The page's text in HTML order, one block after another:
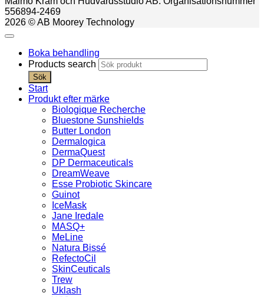
556894-2469
2026 © AB Moorey Technology
Boka behandling
Products search
Sök
Start
Produkt efter märke
Biologique Recherche
Bluestone Sunshields
Butter London
Dermalogica
DermaQuest
DP Dermaceuticals
DreamWeave
Esse Probiotic Skincare
Guinot
IceMask
Jane Iredale
MASQ+
MeLine
Natura Bissé
RefectoCil
SkinCeuticals
Trew
Uklash